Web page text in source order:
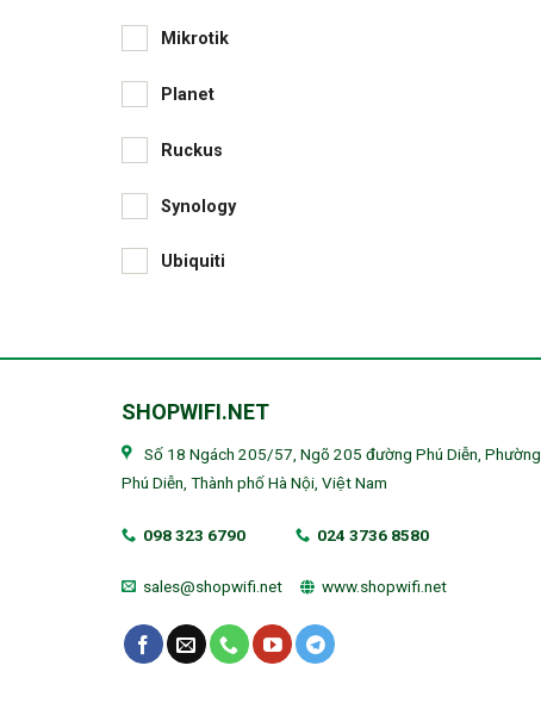
Mikrotik
Planet
Ruckus
Synology
Ubiquiti
SHOPWIFI.NET
Số 18 Ngách 205/57, Ngõ 205 đường Phú Diễn, Phường
Phú Diễn, Thành phố Hà Nội, Việt Nam
098 323 6790 024 3736 8580
sales@shopwifi.net www.shopwifi.net